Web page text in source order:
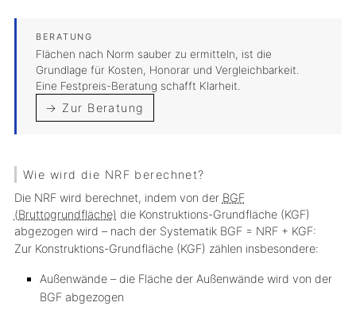
Flächen nach Norm sauber zu ermitteln, ist die
Grundlage für Kosten, Honorar und Vergleichbarkeit.
Eine Festpreis-Beratung schafft Klarheit.
→ Zur Beratung
Wie wird die NRF berechnet?
Die NRF wird berechnet, indem von der BGF
(Bruttogrundfläche) die Konstruktions-Grundfläche (KGF)
abgezogen wird – nach der Systematik BGF = NRF + KGF:
Zur Konstruktions-Grundfläche (KGF) zählen insbesondere:
Außenwände – die Fläche der Außenwände wird von der
BGF abgezogen